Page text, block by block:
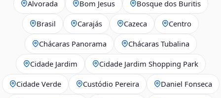
Alvorada Bom Jesus Bosque dos Buritis
Brasil Carajás Cazeca Centro
Chácaras Panorama Chácaras Tubalina
Cidade Jardim Cidade Jardim Shopping Park
Cidade Verde Custódio Pereira Daniel Fonseca